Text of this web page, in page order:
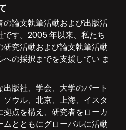
の論文執筆活動および出版活
です。2005 年以来、私たち
研究活動および論文執筆活動
の採択までを支援してい ま
版社、学会、大学のパート
ウル、北京、上海、イスタ
点を構え、研究者をローカ
とともにグローバルに活動